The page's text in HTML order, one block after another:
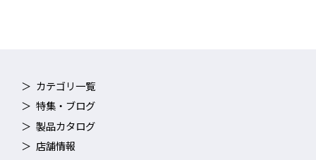
カテゴリ一覧
特集・ブログ
製品カタログ
店舗情報